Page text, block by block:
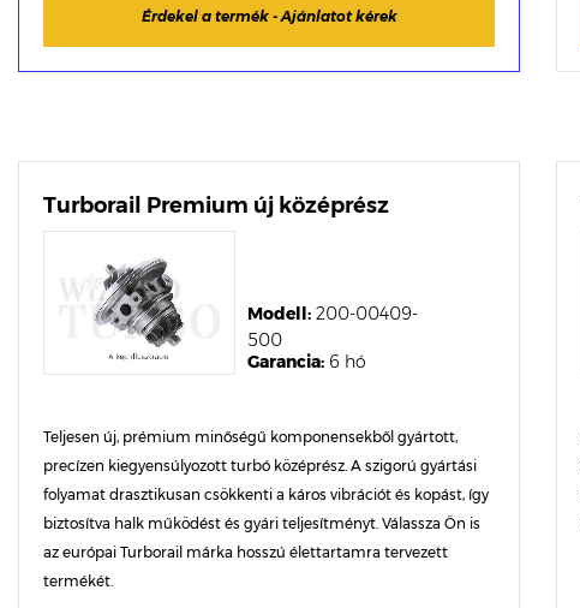
Érdekel a termék - Ajánlatot kérek
Turborail Premium új középrész
Garancia: 6 hó
Modell: 200-00409-
500
Teljesen új, prémium minőségű komponensekből gyártott,
precízen kiegyensúlyozott turbó középrész. A szigorú gyártási
folyamat drasztikusan csökkenti a káros vibrációt és kopást, így
biztosítva halk működést és gyári teljesítményt. Válassza Ön is
az európai Turborail márka hosszú élettartamra tervezett
termékét.